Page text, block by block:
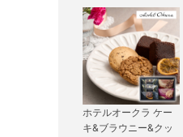
ホテルオークラ ケー
キ&ブラウニー&クッ